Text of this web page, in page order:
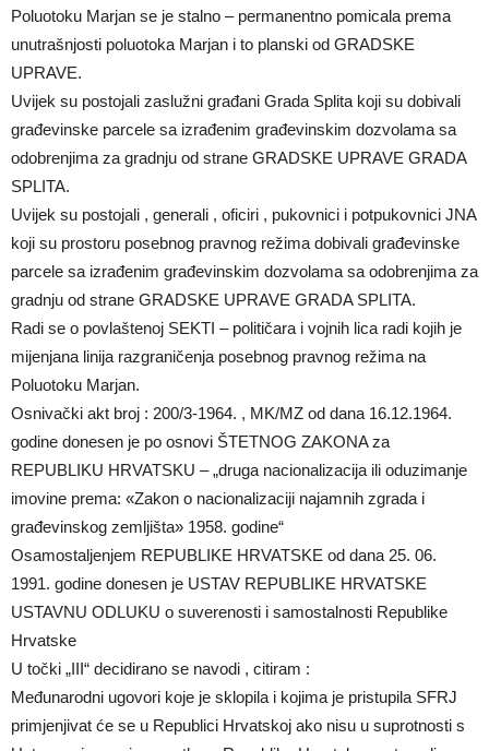
Poluotoku Marjan se je stalno – permanentno pomicala prema
unutrašnjosti poluotoka Marjan i to planski od GRADSKE
UPRAVE.
Uvijek su postojali zaslužni građani Grada Splita koji su dobivali
građevinske parcele sa izrađenim građevinskim dozvolama sa
odobrenjima za gradnju od strane GRADSKE UPRAVE GRADA
SPLITA.
Uvijek su postojali , generali , oficiri , pukovnici i potpukovnici JNA
koji su prostoru posebnog pravnog režima dobivali građevinske
parcele sa izrađenim građevinskim dozvolama sa odobrenjima za
gradnju od strane GRADSKE UPRAVE GRADA SPLITA.
Radi se o povlaštenoj SEKTI – političara i vojnih lica radi kojih je
mijenjana linija razgraničenja posebnog pravnog režima na
Poluotoku Marjan.
Osnivački akt broj : 200/3-1964. , MK/MZ od dana 16.12.1964.
godine donesen je po osnovi ŠTETNOG ZAKONA za
REPUBLIKU HRVATSKU – „druga nacionalizacija ili oduzimanje
imovine prema: «Zakon o nacionalizaciji najamnih zgrada i
građevinskog zemljišta» 1958. godine“
Osamostaljenjem REPUBLIKE HRVATSKE od dana 25. 06.
1991. godine donesen je USTAV REPUBLIKE HRVATSKE
USTAVNU ODLUKU o suverenosti i samostalnosti Republike
Hrvatske
U točki „III“ decidirano se navodi , citiram :
Međunarodni ugovori koje je sklopila i kojima je pristupila SFRJ
primjenjivat će se u Republici Hrvatskoj ako nisu u suprotnosti s